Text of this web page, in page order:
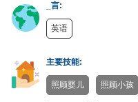
_言:
英语
主要技能:
照顾婴儿 照顾小孩